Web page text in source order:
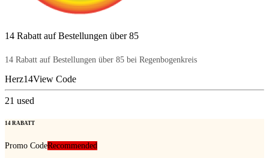
14 Rabatt auf Bestellungen über 85
14 Rabatt auf Bestellungen über 85 bei Regenbogenkreis
Herz14View Code
21 used
14 RABATT
Promo CodeRecommended